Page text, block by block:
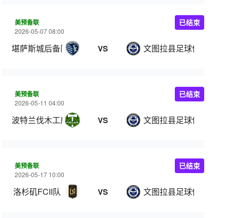
美预备联
2026-05-07 08:00
堪萨斯城后备队 VS 文图拉县足球俱乐部
已结束
美预备联
2026-05-11 04:00
波特兰伐木工后备队 VS 文图拉县足球俱乐部
已结束
美预备联
2026-05-17 10:00
洛杉矶FCII队 VS 文图拉县足球俱乐部
已结束